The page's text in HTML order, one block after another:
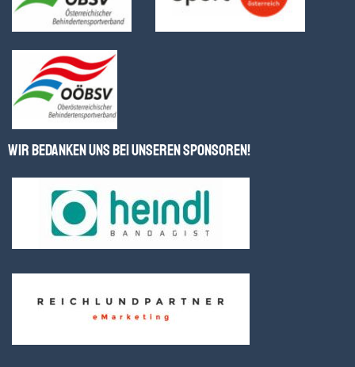
Wir bedanken uns bei unseren Sponsoren!